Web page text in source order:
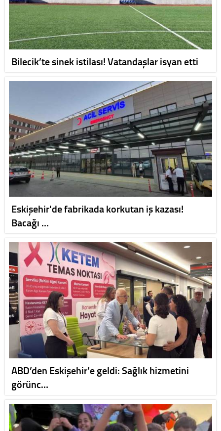
Bilecik’te sinek istilası! Vatandaşlar isyan etti
Eskişehir'de fabrikada korkutan iş kazası!
Bacağı …
ABD’den Eskişehir’e geldi: Sağlık hizmetini
görünc…